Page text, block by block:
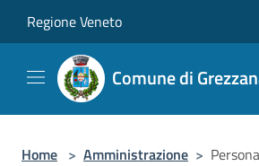
Regione Veneto
Comune di
Home > Amministrazione >